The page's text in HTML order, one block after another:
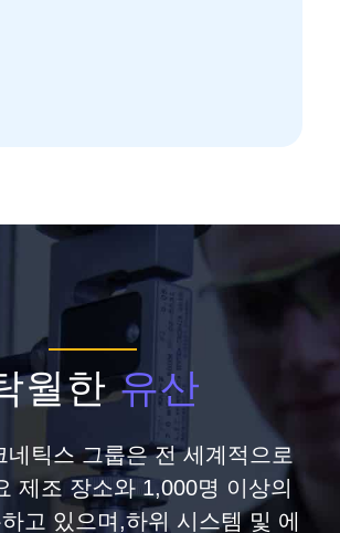
월한유산
네틱스 그룹은 전 세계적으로
제조 장소와 1,000명 이상의
고 있으며,하위 시스템 및 에